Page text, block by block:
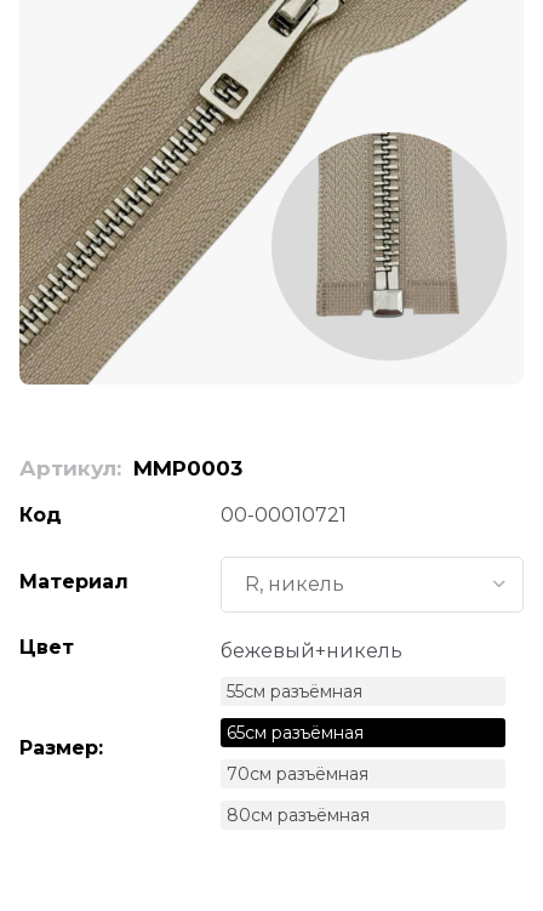
Артикул: ММР0003
Код 00-00010721
Материал
Цвет бежевый+никель
Размер:
55см разъёмная
65см разъёмная
70см разъёмная
80см разъёмная